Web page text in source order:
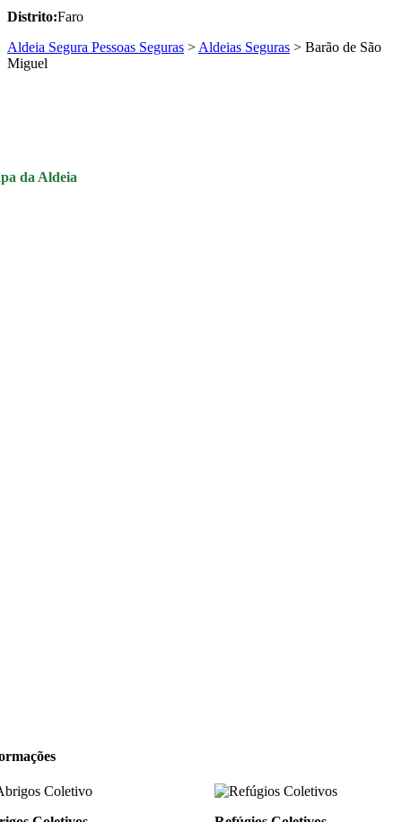
Distrito:Faro
Aldeia Segura Pessoas Seguras > Aldeias Seguras > Barão de São
Miguel
da Aldeia